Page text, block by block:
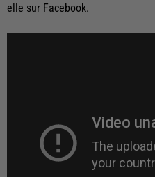
elle sur Facebook.